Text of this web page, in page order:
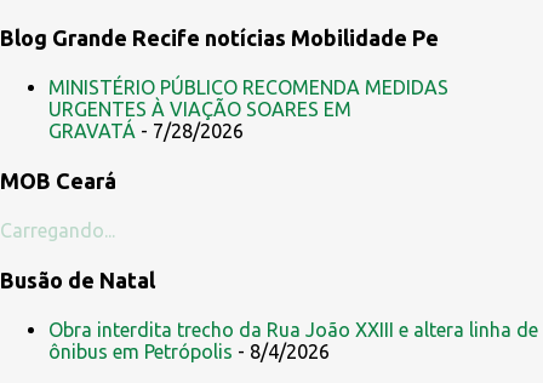
t
á
o
Blog Grande Recife notícias Mobilidade Pe
MINISTÉRIO PÚBLICO RECOMENDA MEDIDAS
URGENTES À VIAÇÃO SOARES EM
GRAVATÁ - 7/28/2026
MOB Ceará
Carregando...
Busão de Natal
Obra interdita trecho da Rua João XXIII e altera linha de
ônibus em Petrópolis - 8/4/2026